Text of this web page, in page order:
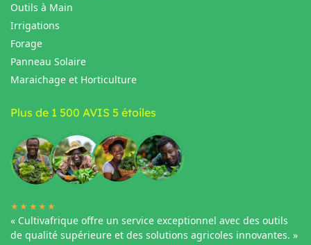
Outils à Main
Irrigations
Forage
Panneau Solaire
Maraichage et Horticulture
Plus de 1 500 AVIS 5 étoiles
★★★★★
« Cultivafrique offre un service exceptionnel avec des outils
de qualité supérieure et des solutions agricoles innovantes. »